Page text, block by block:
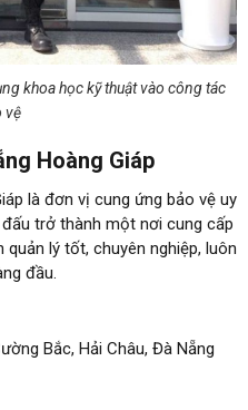
khoa học kỹ thuật vào công tác
vệ
Hoàng Giáp
là đơn vị cung ứng bảo vệ uy
trở thành một nơi cung cấp
lý tốt, chuyên nghiệp, luôn
đầu.
Bắc, Hải Châu, Đà Nẵng